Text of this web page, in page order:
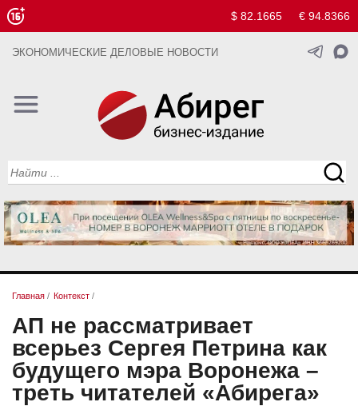
$ 82.1665 € 94.8366
ЭКОНОМИЧЕСКИЕ ДЕЛОВЫЕ НОВОСТИ
Главная / Контекст /
АП не рассматривает
всерьез Сергея Петрина как
будущего мэра Воронежа –
треть читателей «Абирега»